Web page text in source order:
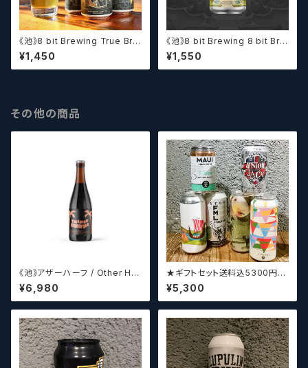
《池》8 bit Brewing True Bre
wmance (473ml) / トゥルー
ブルーマンス【クラフトビール】
¥1,450
《池》8 bit Brewing 8 bit Bre
wing Chateau De La Dank
WC DIPA (473ml) / シャトー・
ド・ラ・ダンク【クラフトビール】
¥1,550
その他の商品
《池》アザーハーフ / Other Hal
f Brewing Triple Drupe【ク
ラフトビールシザーズ】
¥6,980
★ギフトセット送料込5300円★
（お好みに合わせて4～5本チョ
イスさせていただきます）【クラフ
トビール】
¥5,300